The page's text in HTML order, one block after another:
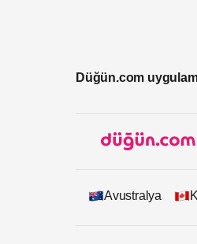
Düğün.com
Avustralya